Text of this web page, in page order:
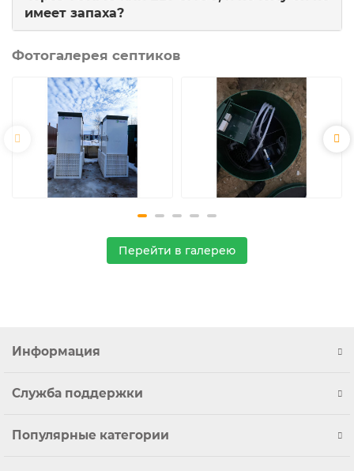
имеет запаха?
Фотогалерея септиков
Перейти в галерею
Информация
Служба поддержки
Популярные категории